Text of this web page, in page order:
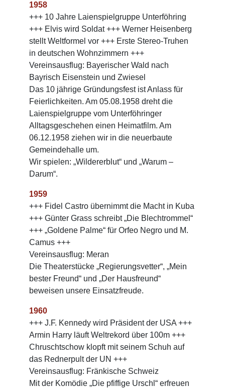
1958
+++ 10 Jahre Laienspielgruppe Unterföhring
+++ Elvis wird Soldat +++ Werner Heisenberg
stellt Weltformel vor +++ Erste Stereo-Truhen
in deutschen Wohnzimmern +++
Vereinsausflug: Bayerischer Wald nach
Bayrisch Eisenstein und Zwiesel
Das 10 jährige Gründungsfest ist Anlass für
Feierlichkeiten. Am 05.08.1958 dreht die
Laienspielgruppe vom Unterföhringer
Alltagsgeschehen einen Heimatfilm. Am
06.12.1958 ziehen wir in die neuerbaute
Gemeindehalle um.
Wir spielen: „Wildererblut“ und „Warum –
Darum“.
1959
+++ Fidel Castro übernimmt die Macht in Kuba
+++ Günter Grass schreibt „Die Blechtrommel“
+++ „Goldene Palme“ für Orfeo Negro und M.
Camus +++
Vereinsausflug: Meran
Die Theaterstücke „Regierungsvetter“, „Mein
bester Freund“ und „Der Hausfreund“
beweisen unsere Einsatzfreude.
1960
+++ J.F. Kennedy wird Präsident der USA +++
Armin Harry läuft Weltrekord über 100m +++
Chruschtschow klopft mit seinem Schuh auf
das Rednerpult der UN +++
Vereinsausflug: Fränkische Schweiz
Mit der Komödie „Die pfiffige Urschl“ erfreuen